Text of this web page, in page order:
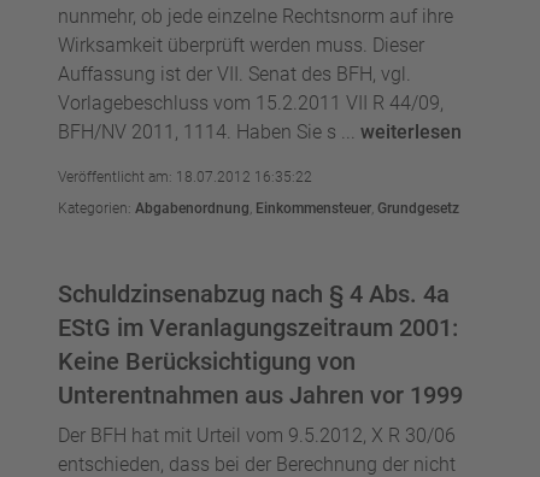
nunmehr, ob jede einzelne Rechtsnorm auf ihre
Wirksamkeit überprüft werden muss. Dieser
Auffassung ist der VII. Senat des BFH, vgl.
Vorlagebeschluss vom 15.2.2011 VII R 44/09,
BFH/NV 2011, 1114. Haben Sie s ... weiterlesen
Veröffentlicht am: 18.07.2012 16:35:22
Kategorien: Abgabenordnung, Einkommensteuer, Grundgesetz
Schuldzinsenabzug nach § 4 Abs. 4a
EStG im Veranlagungszeitraum 2001:
Keine Berücksichtigung von
Unterentnahmen aus Jahren vor 1999
Der BFH hat mit Urteil vom 9.5.2012, X R 30/06
entschieden, dass bei der Berechnung der nicht